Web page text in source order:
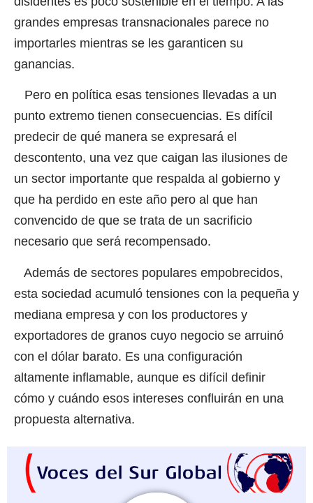
grandes empresas transnacionales parece no
importarles mientras se les garanticen su
ganancias.
Pero en política esas tensiones llevadas a un
punto extremo tienen consecuencias. Es difícil
predecir de qué manera se expresará el
descontento, una vez que caigan las ilusiones de
un sector importante que respalda al gobierno y
que ha perdido en este año pero al que han
convencido de que se trata de un sacrificio
necesario que será recompensado.
Además de sectores populares empobrecidos,
esta sociedad acumuló tensiones con la pequeña y
mediana empresa y con los productores y
exportadores de granos cuyo negocio se arruinó
con el dólar barato. Es una configuración
altamente inflamable, aunque es difícil definir
cómo y cuándo esos intereses confluirán en una
propuesta alternativa.